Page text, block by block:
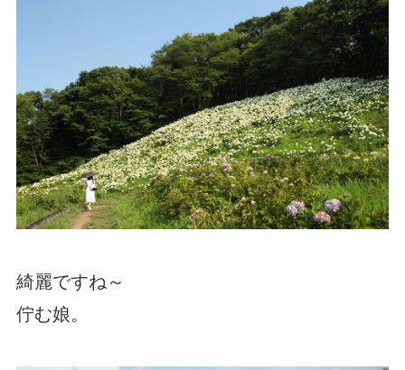
綺麗ですね～
佇む娘。